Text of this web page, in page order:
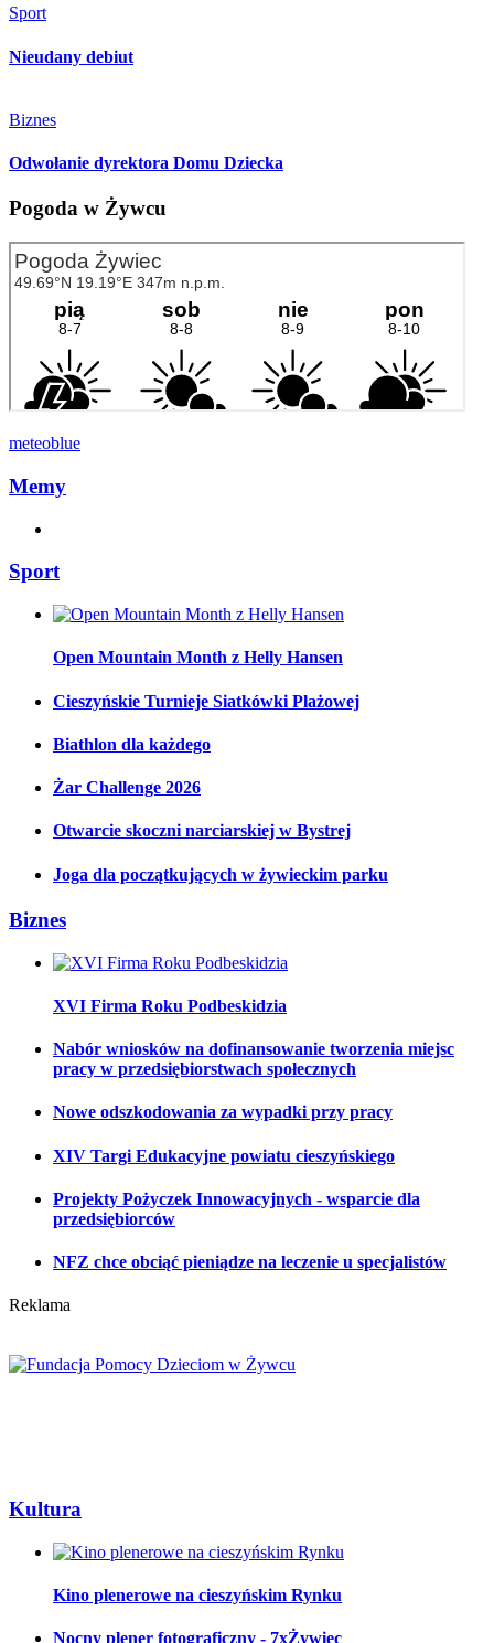
Sport
Nieudany debiut
Biznes
Odwołanie dyrektora Domu Dziecka
Pogoda w Żywcu
meteoblue
Memy
Sport
Open Mountain Month z Helly Hansen
Cieszyńskie Turnieje Siatkówki Plażowej
Biathlon dla każdego
Żar Challenge 2026
Otwarcie skoczni narciarskiej w Bystrej
Joga dla początkujących w żywieckim parku
Biznes
XVI Firma Roku Podbeskidzia
Nabór wniosków na dofinansowanie tworzenia miejsc
pracy w przedsiębiorstwach społecznych
Nowe odszkodowania za wypadki przy pracy
XIV Targi Edukacyjne powiatu cieszyńskiego
Projekty Pożyczek Innowacyjnych - wsparcie dla
przedsiębiorców
NFZ chce obciąć pieniądze na leczenie u specjalistów
Reklama
Kultura
Kino plenerowe na cieszyńskim Rynku
Nocny plener fotograficzny - 7xŻywiec